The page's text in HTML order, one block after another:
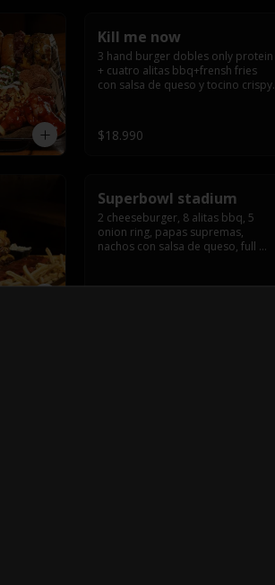
Kill me now
3 hand burger dobles only protein
+ cuatro alitas bbq+frensh fries
con salsa de queso y tocino crispy.
$18.990
Superbowl stadium
2 cheeseburger, 8 alitas bbq, 5
onion ring, papas supremas,
nachos con salsa de queso, full